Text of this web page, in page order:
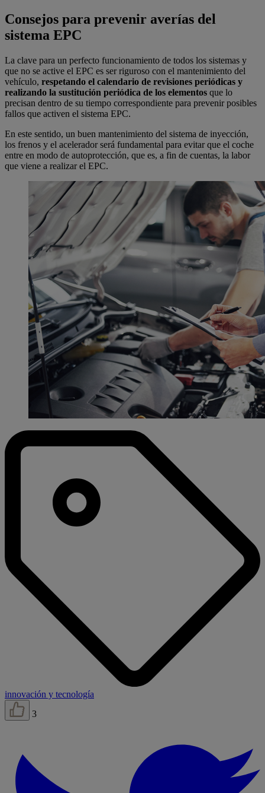
Consejos para prevenir averías del
sistema EPC
La clave para un perfecto funcionamiento de todos los sistemas y
que no se active el EPC es ser riguroso con el mantenimiento del
vehículo, respetando el calendario de revisiones periódicas y
realizando la sustitución periódica de los elementos que lo
precisan dentro de su tiempo correspondiente para prevenir posibles
fallos que activen el sistema EPC.
En este sentido, un buen mantenimiento del sistema de inyección,
los frenos y el acelerador será fundamental para evitar que el coche
entre en modo de autoprotección, que es, a fin de cuentas, la labor
que viene a realizar el EPC.
innovación y tecnología
3